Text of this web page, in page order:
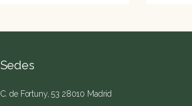
Sedes
C. de Fortuny, 53 28010 Madrid